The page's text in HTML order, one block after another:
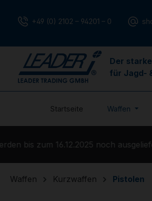
+49 (0) 2102 – 94201 – 0
Der
für Jagd-
Startseite Waffen
bis zum 16.12.2025 noch
Waffen Kurzwaffen Pistolen